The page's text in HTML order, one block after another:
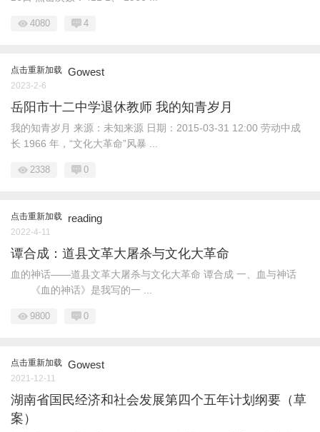
4080 4
点击重新加载 Gowest
2023-2-6
岳阳市十二中学退休教师 我的知青岁月
我的知青岁月 来源：未知来源 日期：2015-03-31 12:00 劳动中成
长 1966 年，“文化大革命”风暴 ...
2338 0
点击重新加载 reading
2022-4-11
谭合成：道县文革大屠杀与文化大革命
血的神话——道县文革大屠杀与文化大革命 谭合成 一、血与神话
《血的神话》是我写的一 ...
9800 0
点击重新加载 Gowest
2021-12-11
湖南省国民经济和社会发展第四个五年计划纲要（草
案）